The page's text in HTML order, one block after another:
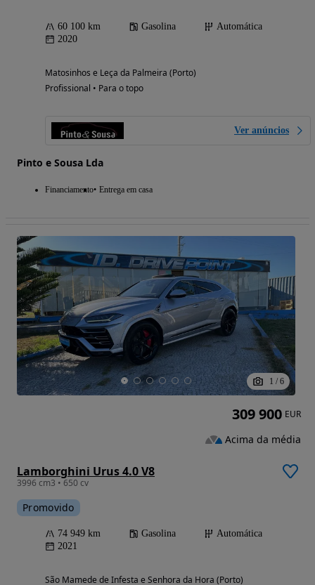
60 100 km Gasolina
Automática
2020
Matosinhos e Leça da Palmeira (Porto)
Profissional • Para o topo
Ver anúncios
Pinto e Sousa Lda
Financiamento Entrega em casa
1 / 6
Lamborghini Urus 4.0 V8
3996 cm3 • 650 cv
Promovido
74 949 km Gasolina
Automática
2021
São Mamede de Infesta e Senhora da Hora (Porto)
309 900 EUR
Acima da média